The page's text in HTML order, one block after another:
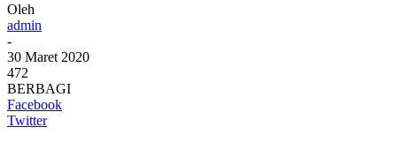
Oleh
admin
-
30 Maret 2020
472
BERBAGI
Facebook
Twitter